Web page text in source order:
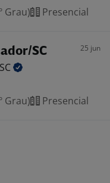
Grau) Presencial
SC 25 jun
Grau) Presencial